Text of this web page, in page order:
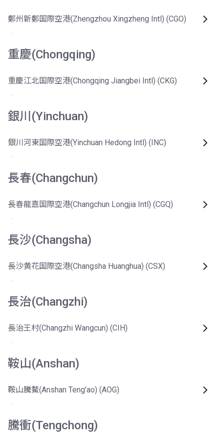
鄭州新鄭国際空港(Zhengzhou Xingzheng Intl) (CGO)
重慶(Chongqing)
重慶江北国際空港(Chongqing Jiangbei Intl) (CKG)
銀川(Yinchuan)
銀川河東国際空港(Yinchuan Hedong Intl) (INC)
長春(Changchun)
長春龍嘉国際空港(Changchun Longjia Intl) (CGQ)
長沙(Changsha)
長沙黄花国際空港(Changsha Huanghua) (CSX)
長治(Changzhi)
長治王村(Changzhi Wangcun) (CIH)
鞍山(Anshan)
鞍山騰鰲(Anshan Teng'ao) (AOG)
騰衝(Tengchong)